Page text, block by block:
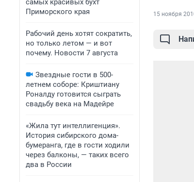
самых красивых бухт
Приморского края
Рабочий день хотят сократить,
но только летом — и вот
почему. Новости 7 августа
Звездные гости в 500-
летнем соборе: Криштиану
Роналду готовится сыграть
свадьбу века на Мадейре
«Жила тут интеллигенция».
История сибирского дома-
бумеранга, где в гости ходили
через балконы, — таких всего
два в России
15 ноября